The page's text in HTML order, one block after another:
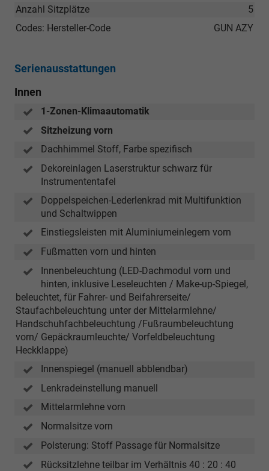
5
Anzahl Sitzplätze
GUN AZY
Codes: Hersteller-Code
Serienausstattungen
Innen
1-Zonen-Klimaautomatik
Sitzheizung vorn
Dachhimmel Stoff, Farbe spezifisch
Dekoreinlagen Laserstruktur schwarz für
Instrumententafel
Doppelspeichen-Lederlenkrad mit Multifunktion
und Schaltwippen
Einstiegsleisten mit Aluminiumeinlegern vorn
Fußmatten vorn und hinten
Innenbeleuchtung (LED-Dachmodul vorn und
hinten, inklusive Leseleuchten / Make-up-Spiegel,
beleuchtet, für Fahrer- und Beifahrerseite/
Staufachbeleuchtung unter der Mittelarmlehne/
Handschuhfachbeleuchtung /Fußraumbeleuchtung
vorn/ Gepäckraumleuchte/ Vorfeldbeleuchtung
Heckklappe)
Innenspiegel (manuell abblendbar)
Lenkradeinstellung manuell
Mittelarmlehne vorn
Normalsitze vorn
Polsterung: Stoff Passage für Normalsitze
Rücksitzlehne teilbar im Verhältnis 40 : 20 : 40